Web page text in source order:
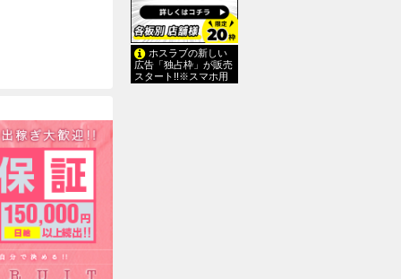
ホスラブの新しい
広告「独占枠」が販売
スタート!!※スマホ用